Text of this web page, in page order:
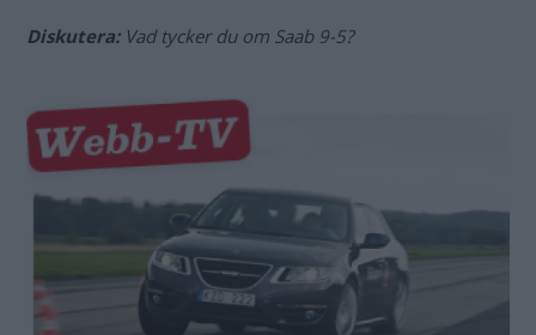
Diskutera: Vad tycker du om Saab 9-5?